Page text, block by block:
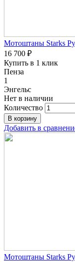
Мотоштаны Starks
16 700 ₽
Купить в 1 клик
Пенза
1
Энгельс
Нет в наличии
Количество
Добавить в
Мотоштаны Starks